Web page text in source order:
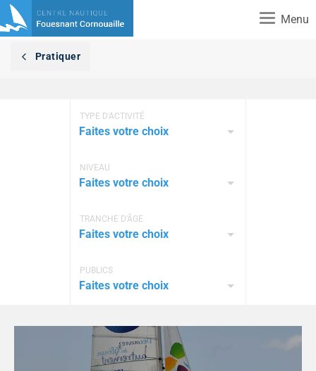
Menu
Toggle
Pratiquer
TYPE D'ACTIVITÉ
Faites votre choix
NIVEAU
Faites votre choix
TRANCHE D'ÂGE
Faites votre choix
PUBLICS
Faites votre choix